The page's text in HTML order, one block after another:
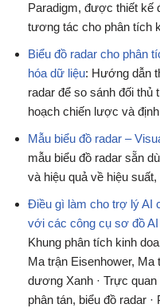
Paradigm, được thiết kế
tương tác cho phân tích
Biểu đồ radar cho phân
hóa dữ liệu: Hướng dẫn
radar để so sánh đối thủ
hoạch chiến lược và
Mẫu biểu đồ radar –
mẫu biểu đồ radar sẵn
và hiệu quả về hiệu
Điều gì làm cho trợ lý AI
với các công cụ sơ đồ
Khung phân tích kinh
Ma trận Eisenhower, Ma
dương Xanh · Trực
phân tán, biểu đồ radar